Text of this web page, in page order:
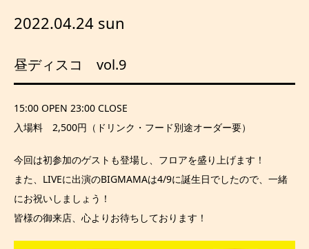
2022.04.24 sun
昼ディスコ vol.9
15:00 OPEN 23:00 CLOSE
入場料 2,500円（ドリンク・フード別途オーダー要）
今回は初参加のゲストも登場し、フロアを盛り上げます！
また、LIVEに出演のBIGMAMAは4/9に誕生日でしたので、一緒
にお祝いしましょう！
皆様の御来店、心よりお待ちしております！